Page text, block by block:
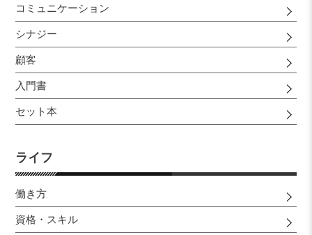
コミュニケーション
シナジー
顧客
入門書
セット本
ライフ
働き方
資格・スキル